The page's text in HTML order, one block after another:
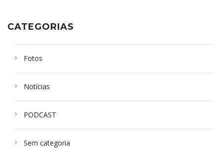
CATEGORIAS
Fotos
Notícias
PODCAST
Sem categoria